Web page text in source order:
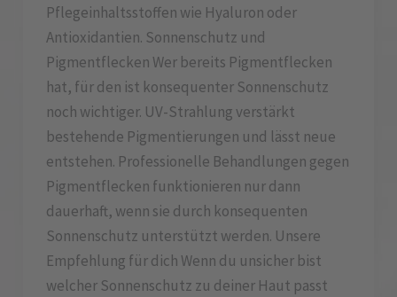
Pflegeinhaltsstoffen wie Hyaluron oder
Antioxidantien. Sonnenschutz und
Pigmentflecken Wer bereits Pigmentflecken
hat, für den ist konsequenter Sonnenschutz
noch wichtiger. UV-Strahlung verstärkt
bestehende Pigmentierungen und lässt neue
entstehen. Professionelle Behandlungen gegen
Pigmentflecken funktionieren nur dann
dauerhaft, wenn sie durch konsequenten
Sonnenschutz unterstützt werden. Unsere
Empfehlung für dich Wenn du unsicher bist
welcher Sonnenschutz zu deiner Haut passt